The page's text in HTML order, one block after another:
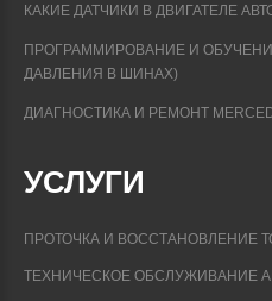
КАКИЕ ДАТЧИКИ В ДВИГАТЕЛЕ
ПРОГРАММИРОВАНИЕ И
ДАВЛЕНИЯ В ШИНАХ)
ДИАГНОСТИКА И РЕМОНТ
УСЛУГИ
ПРОТОЧКА И ВОССТАНОВЛЕНИЕ
ТЕХНИЧЕСКОЕ ОБСЛУЖИВАНИЕ